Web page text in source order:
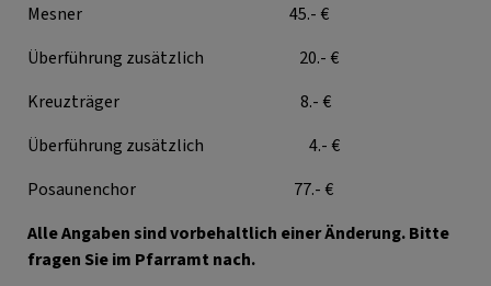
Mesner 45.- €
Überführung zusätzlich 20.- €
Kreuzträger 8.- €
Überführung zusätzlich 4.- €
Posaunenchor 77.- €
Alle Angaben sind vorbehaltlich einer Änderung. Bitte
fragen Sie im Pfarramt nach.